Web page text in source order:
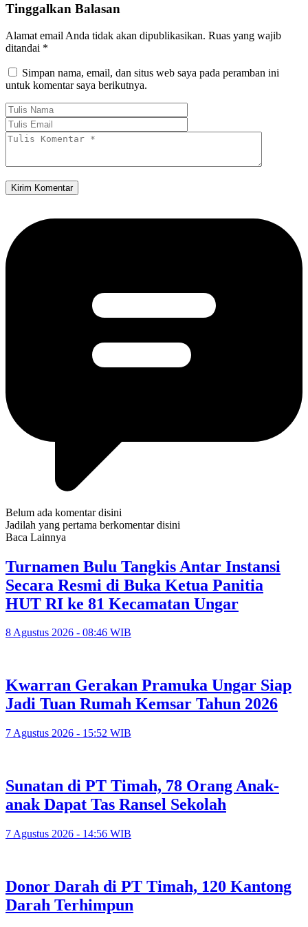
Tinggalkan Balasan
Alamat email Anda tidak akan dipublikasikan. Ruas yang wajib
ditandai *
Simpan nama, email, dan situs web saya pada peramban ini
untuk komentar saya berikutnya.
Belum ada komentar disini
Jadilah yang pertama berkomentar disini
Baca Lainnya
Turnamen Bulu Tangkis Antar Instansi
Secara Resmi di Buka Ketua Panitia
HUT RI ke 81 Kecamatan Ungar
8 Agustus 2026 - 08:46 WIB
Kwarran Gerakan Pramuka Ungar Siap
Jadi Tuan Rumah Kemsar Tahun 2026
7 Agustus 2026 - 15:52 WIB
Sunatan di PT Timah, 78 Orang Anak-
anak Dapat Tas Ransel Sekolah
7 Agustus 2026 - 14:56 WIB
Donor Darah di PT Timah, 120 Kantong
Darah Terhimpun